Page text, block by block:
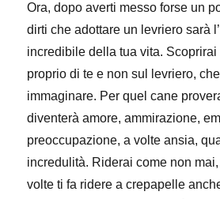
Ora, dopo averti messo forse un
dirti che adottare un levriero sarà
incredibile della tua vita. Scoprirai
proprio di te e non sul levriero,
immaginare. Per quel cane
diventerà amore, ammirazione,
preoccupazione, a volte ansia,
incredulità. Riderai come non
volte ti fa ridere a crepapelle